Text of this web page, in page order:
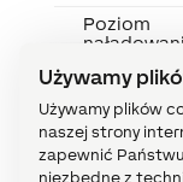
Używamy
Używamy plików
naszej strony
zapewnić
niezbędne z
Poziom
Niski
baterii